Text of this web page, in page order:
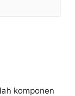
komponen